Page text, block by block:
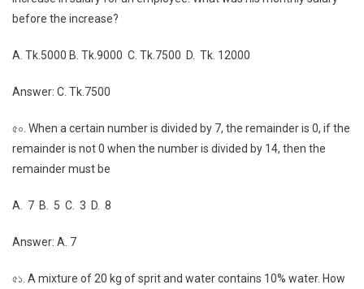
before the increase?
A. Tk.5000 B. Tk.9000 C. Tk.7500 D. Tk. 12000
Answer: C. Tk.7500
৫০. When a certain number is divided by 7, the remainder is 0, if the
remainder is not 0 when the number is divided by 14, then the
remainder must be
A. 7 B. 5 C. 3 D. 8
Answer: A. 7
৫১. A mixture of 20 kg of sprit and water contains 10% water. How